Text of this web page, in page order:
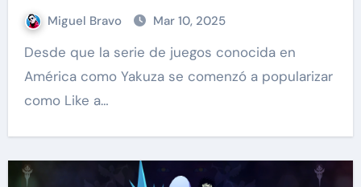
Miguel Bravo Mar 10, 2025
Desde que la serie de juegos conocida en
América como Yakuza se comenzó a popularizar
como Like a…